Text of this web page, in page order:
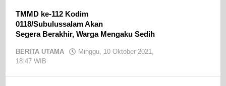
TMMD ke-112 Kodim
0118/Subulussalam Akan
Segera Berakhir, Warga Mengaku Sedih
BERITA UTAMA
Minggu, 10 Oktober 2021,
18:47 WIB